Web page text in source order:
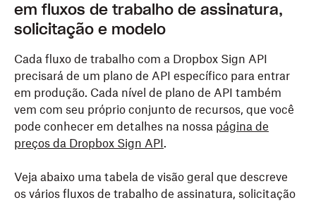
em fluxos de trabalho de assinatura,
solicitação e modelo
Cada fluxo de trabalho com a Dropbox Sign API
precisará de um plano de API específico para entrar
em produção. Cada nível de plano de API também
vem com seu próprio conjunto de recursos, que você
pode conhecer em detalhes na nossa página de
preços da Dropbox Sign API.
Veja abaixo uma tabela de visão geral que descreve
os vários fluxos de trabalho de assinatura, solicitação